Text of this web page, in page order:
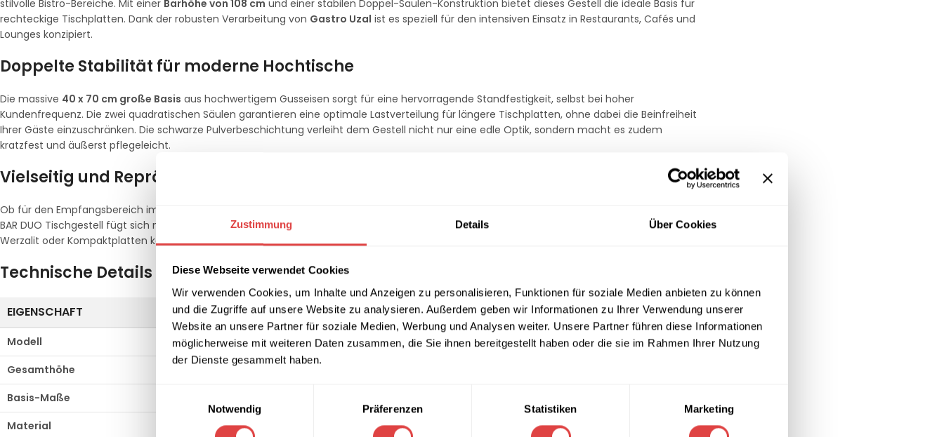
Zustimmung Details Über Cookies
Diese Webseite verwendet Cookies
Wir verwenden Cookies, um Inhalte und Anzeigen zu personalisieren, Funktionen für soziale Medien anbieten zu können
und die Zugriffe auf unsere Website zu analysieren. Außerdem geben wir Informationen zu Ihrer Verwendung unserer
Website an unsere Partner für soziale Medien, Werbung und Analysen weiter. Unsere Partner führen diese Informationen
möglicherweise mit weiteren Daten zusammen, die Sie ihnen bereitgestellt haben oder die sie im Rahmen Ihrer Nutzung
der Dienste gesammelt haben.
Notwendig
Präferenzen Statistiken Marketing
stilvolle Bistro-Bereiche. Mit einer Barhöhe von 108 cm und einer stabilen Doppel-Säulen-Konstruktion bietet dieses Gestell die ideale Basis für
rechteckige Tischplatten. Dank der robusten Verarbeitung von Gastro Uzal ist es speziell für den intensiven Einsatz in Restaurants, Cafés und
Lounges konzipiert.
Doppelte Stabilität für moderne Hochtische
Die massive 40 x 70 cm große Basis aus hochwertigem Gusseisen sorgt für eine hervorragende Standfestigkeit, selbst bei hoher
Kundenfrequenz. Die zwei quadratischen Säulen garantieren eine optimale Lastverteilung für längere Tischplatten, ohne dabei die Beinfreiheit
Ihrer Gäste einzuschränken. Die schwarze Pulverbeschichtung verleiht dem Gestell nicht nur eine edle Optik, sondern macht es zudem
kratzfest und äußerst pflegeleicht.
Vielseitig und Repräsentativ
Ob für den Empfangsbereich im Hotel, als kommunikativer Treffpunkt in der Bar oder für moderne Pausenräume in Unternehmen – das ALFA
BAR DUO Tischgestell fügt sich nahtlos in jedes Interieur ein. Es lässt sich hervorragend mit verschiedenen Tischplattenmaterialien wie Holz,
Werzalit oder Kompaktplatten kombinieren, um ein individuelles Ambiente zu schaffen.
Technische Details im Überblick
EIGENSCHAFT SPEZIFIKATION
Modell
ALFA BAR DUO (Doppel-Säule)
Gesamthöhe
108 cm (Barhöhe)
Basis-Maße
Material
Gusseisen / Stahl pulverbeschichtet